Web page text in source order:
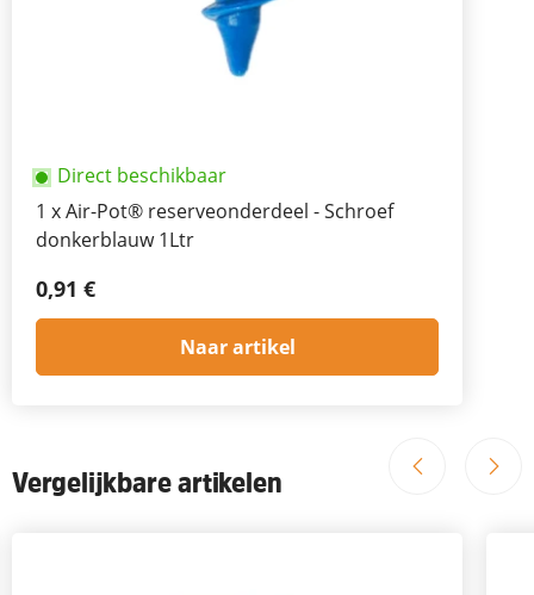
Direct beschikbaar
1 xAir-Pot® reserveonderdeel - Schroef
donkerblauw 1Ltr
0,91 €
Naar artikel
Vergelijkbare artikelen